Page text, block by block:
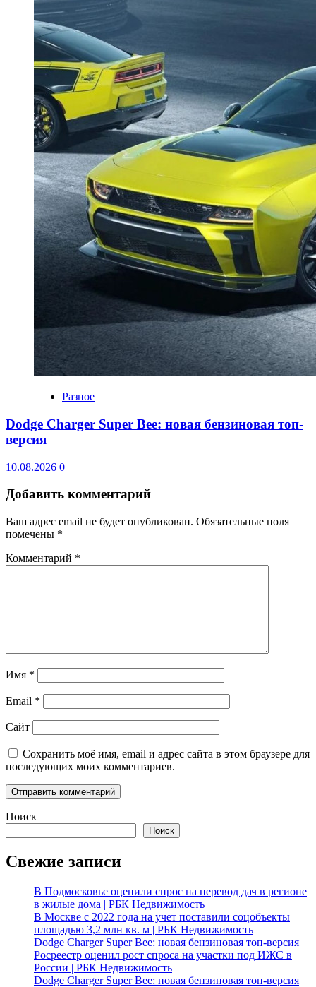
Разное
Dodge Charger Super Bee: новая бензиновая топ-
версия
10.08.2026 0
Добавить комментарий
Ваш адрес email не будет опубликован. Обязательные поля
помечены *
Комментарий *
Имя *
Email *
Сайт
Сохранить моё имя, email и адрес сайта в этом браузере для
последующих моих комментариев.
Поиск
Поиск
Свежие записи
В Подмосковье оценили спрос на перевод дач в регионе
в жилые дома | РБК Недвижимость
В Москве с 2022 года на учет поставили соцобъекты
площадью 3,2 млн кв. м | РБК Недвижимость
Dodge Charger Super Bee: новая бензиновая топ-версия
Росреестр оценил рост спроса на участки под ИЖС в
России | РБК Недвижимость
Dodge Charger Super Bee: новая бензиновая топ-версия